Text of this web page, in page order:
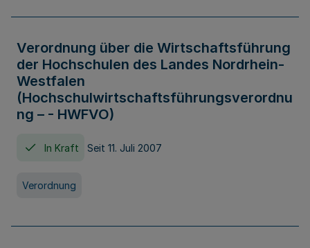
Verordnung über die Wirtschaftsführung
der Hochschulen des Landes Nordrhein-
Westfalen
(Hochschulwirtschaftsführungsverordnu
ng – - HWFVO)
In Kraft Seit 11. Juli 2007
Verordnung